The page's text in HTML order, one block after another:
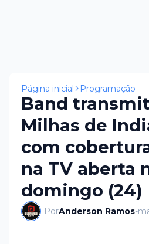
Página inicial Programação
Band
Milhas de
com
na TV aberta
domingo (24)
PorAnderson Ramos-